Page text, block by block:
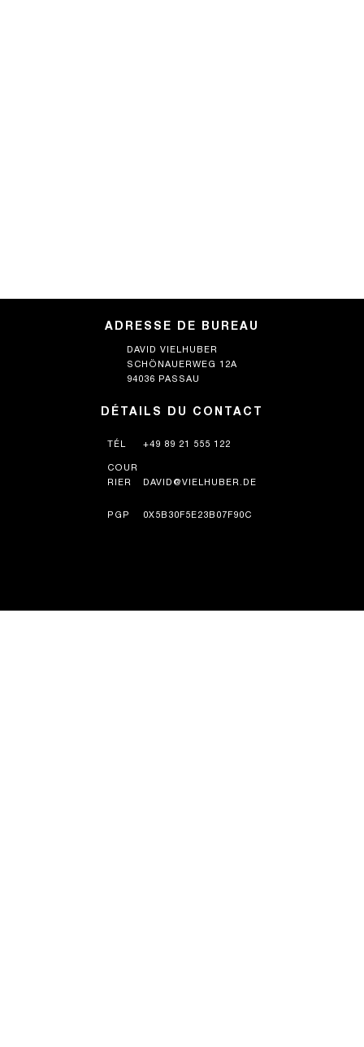
ADRESSE DE BUREAU
DAVID VIELHUBER
SCHÖNAUERWEG 12A
94036 PASSAU
DÉTAILS DU CONTACT
TÉL +49 89 21 555 122
COUR
RIER
DAVID@VIELHUBER.DE
PGP 0X5B30F5E23B07F90C